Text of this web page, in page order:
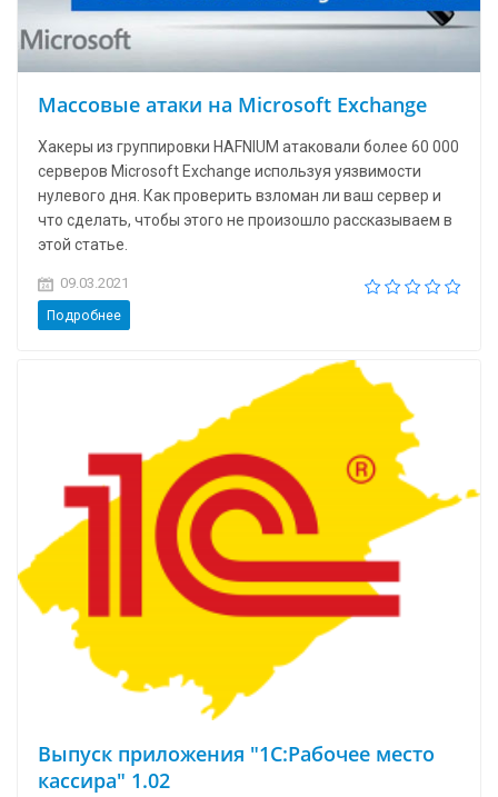
Массовые атаки на Microsoft Exchange
Хакеры из группировки HAFNIUM атаковали более 60 000
серверов Microsoft Exchange используя уязвимости
нулевого дня. Как проверить взломан ли ваш сервер и
что сделать, чтобы этого не произошло рассказываем в
этой статье.
09.03.2021
Подробнее
Выпуск приложения "1С:Рабочее место
кассира" 1.02